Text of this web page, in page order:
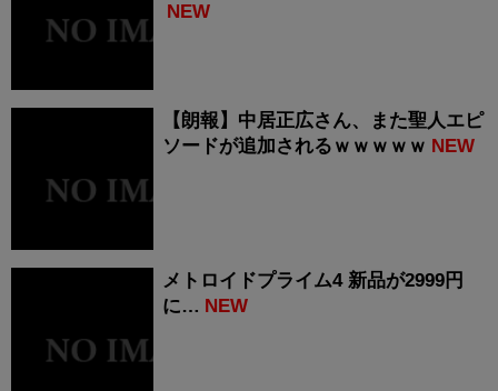
NEW
【朗報】中居正広さん、また聖人エピ
ソードが追加されるｗｗｗｗｗ NEW
メトロイドプライム4 新品が2999円
に… NEW